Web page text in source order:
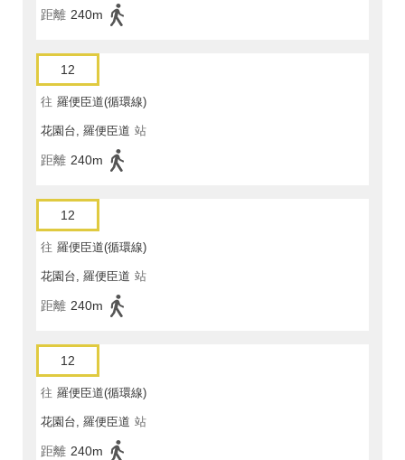
距離 240m
12
往 羅便臣道(循環線)
花園台, 羅便臣道 站
距離 240m
12
往 羅便臣道(循環線)
花園台, 羅便臣道 站
距離 240m
12
往 羅便臣道(循環線)
花園台, 羅便臣道 站
距離 240m